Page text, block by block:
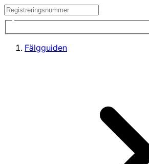
Fälgguiden